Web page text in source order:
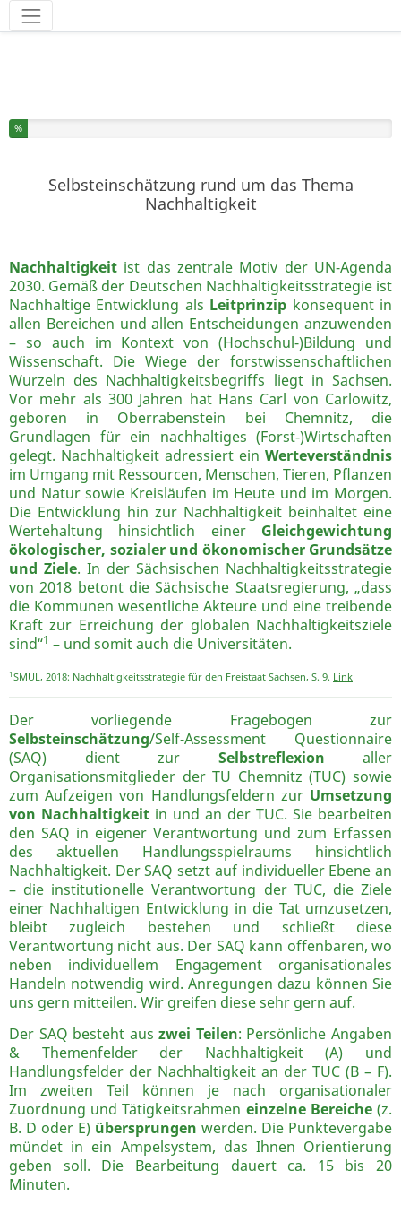
Werkzeuge
Sie haben % dieser Umfrage fertiggestellt.
%
Selbsteinschätzung rund um das Thema
Nachhaltigkeit
Nachhaltigkeit ist das zentrale Motiv der UN-Agenda
2030. Gemäß der Deutschen Nachhaltigkeitsstrategie ist
Nachhaltige Entwicklung als Leitprinzip konsequent in
allen Bereichen und allen Entscheidungen anzuwenden
– so auch im Kontext von (Hochschul-)Bildung und
Wissenschaft. Die Wiege der forstwissenschaftlichen
Wurzeln des Nachhaltigkeitsbegriffs liegt in Sachsen.
Vor mehr als 300 Jahren hat Hans Carl von Carlowitz,
geboren in Oberrabenstein bei Chemnitz, die
Grundlagen für ein nachhaltiges (Forst-)Wirtschaften
gelegt. Nachhaltigkeit adressiert ein Werteverständnis
im Umgang mit Ressourcen, Menschen, Tieren, Pflanzen
und Natur sowie Kreisläufen im Heute und im Morgen.
Die Entwicklung hin zur Nachhaltigkeit beinhaltet eine
Wertehaltung hinsichtlich einer Gleichgewichtung
ökologischer, sozialer und ökonomischer Grundsätze
und Ziele. In der Sächsischen Nachhaltigkeitsstrategie
von 2018 betont die Sächsische Staatsregierung, „dass
die Kommunen wesentliche Akteure und eine treibende
Kraft zur Erreichung der globalen Nachhaltigkeitsziele
sind“1 – und somit auch die Universitäten.
1SMUL, 2018: Nachhaltigkeitsstrategie für den Freistaat Sachsen, S. 9. Link
Der vorliegende Fragebogen zur
Selbsteinschätzung/Self-Assessment Questionnaire
(SAQ) dient zur Selbstreflexion aller
Organisationsmitglieder der TU Chemnitz (TUC) sowie
zum Aufzeigen von Handlungsfeldern zur Umsetzung
von Nachhaltigkeit in und an der TUC. Sie bearbeiten
den SAQ in eigener Verantwortung und zum Erfassen
des aktuellen Handlungsspielraums hinsichtlich
Nachhaltigkeit. Der SAQ setzt auf individueller Ebene an
– die institutionelle Verantwortung der TUC, die Ziele
einer Nachhaltigen Entwicklung in die Tat umzusetzen,
bleibt zugleich bestehen und schließt diese
Verantwortung nicht aus. Der SAQ kann offenbaren, wo
neben individuellem Engagement organisationales
Handeln notwendig wird. Anregungen dazu können Sie
uns gern mitteilen. Wir greifen diese sehr gern auf.
Der SAQ besteht auszwei Teilen: Persönliche Angaben
& Themenfelder der Nachhaltigkeit (A) und
Handlungsfelder der Nachhaltigkeit an der TUC (B – F).
Im zweiten Teil können je nach organisationaler
Zuordnung und Tätigkeitsrahmen einzelne Bereiche(z.
B. D oder E) übersprungen werden. Die Punktevergabe
mündet in ein Ampelsystem, das Ihnen Orientierung
geben soll. Die Bearbeitung dauert ca. 15 bis 20
Minuten.